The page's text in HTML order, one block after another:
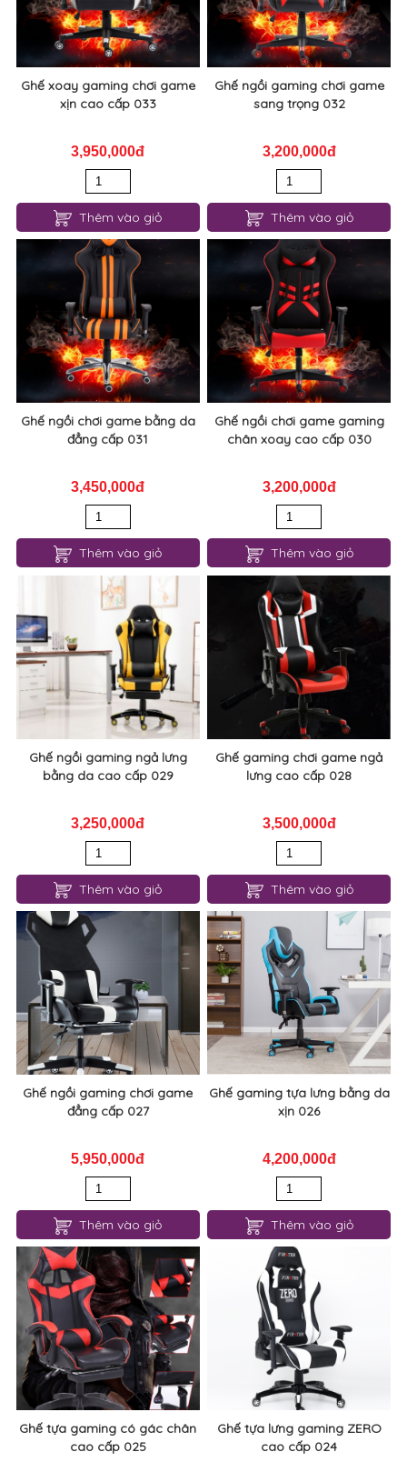
Ghế xoay gaming chơi game
xịn cao cấp 033
3,950,000đ
Thêm vào giỏ
Ghế ngồi gaming chơi game
sang trọng 032
3,200,000đ
Thêm vào giỏ
Ghế ngồi chơi game bằng da
đẳng cấp 031
3,450,000đ
Thêm vào giỏ
Ghế ngồi chơi game gaming
chân xoay cao cấp 030
3,200,000đ
Thêm vào giỏ
Ghế ngồi gaming ngả lưng
bằng da cao cấp 029
3,250,000đ
Thêm vào giỏ
Ghế gaming chơi game ngả
lưng cao cấp 028
3,500,000đ
Thêm vào giỏ
Ghế ngồi gaming chơi game
đẳng cấp 027
5,950,000đ
Thêm vào giỏ
Ghế gaming tựa lưng bằng da
xịn 026
4,200,000đ
Thêm vào giỏ
Ghế tựa gaming có gác chân
cao cấp 025
Ghế tựa lưng gaming ZERO
cao cấp 024